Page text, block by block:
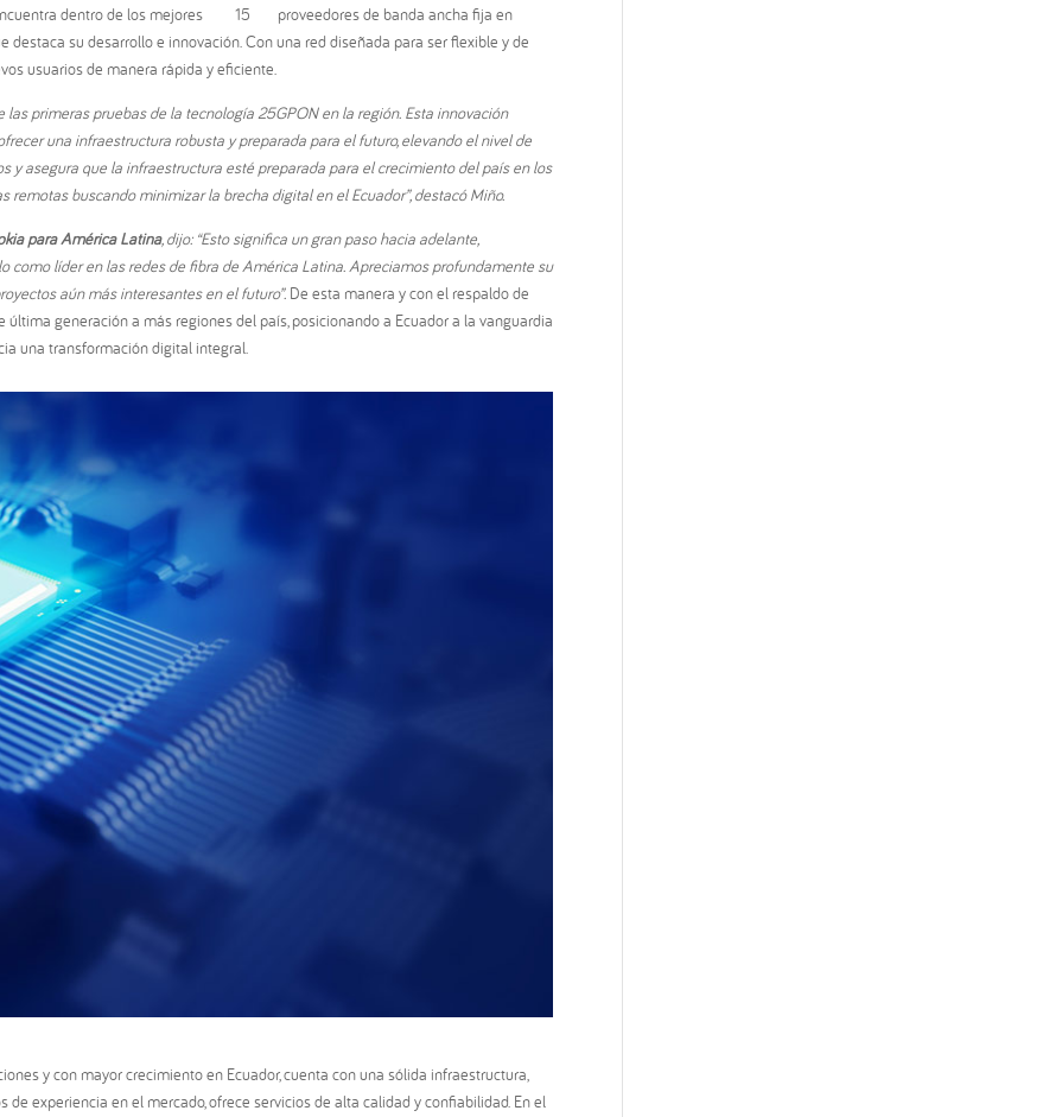
encuentra dentro de los mejores 15 proveedores de banda ancha fija en
destaca su desarrollo e innovación. Con una red diseñada para ser flexible y de
usuarios de manera rápida y eficiente.
primeras pruebas de la tecnología 25GPON en la región. Esta innovación
una infraestructura robusta y preparada para el futuro, elevando el nivel de
y asegura que la infraestructura esté preparada para el crecimiento del país en los
buscando minimizar la brecha digital en el Ecuador”, destacó Miño.
para América Latina, dijo: “Esto significa un gran paso hacia adelante,
como líder en las redes de fibra de América Latina. Apreciamos profundamente su
aún más interesantes en el futuro”.De esta manera y con el respaldo de
generación a más regiones del país, posicionando a Ecuador a la vanguardia
una transformación digital integral.
y con mayor crecimiento en Ecuador, cuenta con una sólida infraestructura,
experiencia en el mercado, ofrece servicios de alta calidad y confiabilidad. En el